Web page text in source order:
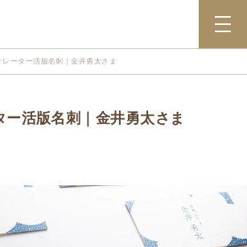
レーター活版名刺｜金井勇太さま
ー活版名刺｜金井勇太さま